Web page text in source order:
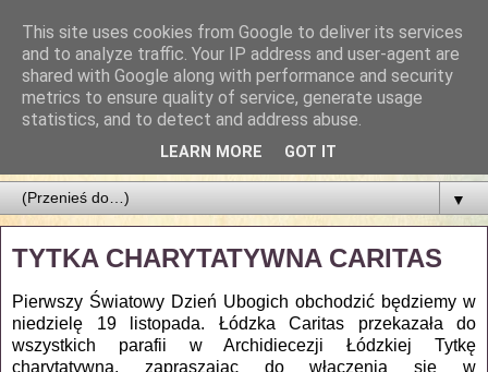
Parafia Najświętszego
Zbawiciela
PARAFIA NAJŚWIĘTSZEGO ZBAWICIELA W ŁODZI
▼
TYTKA CHARYTATYWNA CARITAS
Pierwszy Światowy Dzień Ubogich obchodzić będziemy w
niedzielę 19 listopada. Łódzka Caritas przekazała do
wszystkich parafii w Archidiecezji Łódzkiej Tytkę
charytatywną, zapraszając do włączenia się w
This site uses cookies from Google to deliver its services
and to analyze traffic. Your IP address and user-agent are
shared with Google along with performance and security
metrics to ensure quality of service, generate usage
statistics, and to detect and address abuse.
LEARN MORE GOT IT